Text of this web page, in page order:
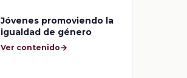
Jóvenes promoviendo la
igualdad de género
Ver contenido